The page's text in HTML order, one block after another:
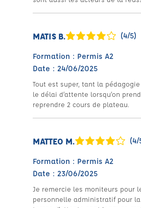
MATIS B. (4/5)
Formation : Permis A2
Date : 24/06/2025
Tout est super, tant la
le délai d’attente lorsqu’on
reprendre 2 cours de plateau.
MATTEO M. (4/
Formation : Permis A2
Date : 23/06/2025
Je remercie les moniteurs pour
personnelle administratif pour